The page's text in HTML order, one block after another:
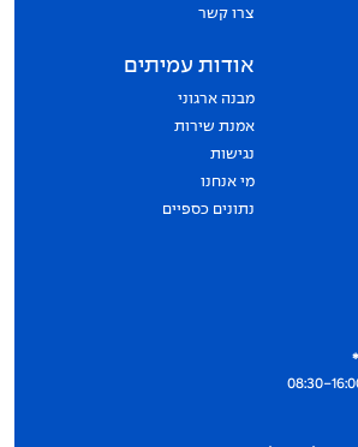
צרו קשר
אודות עמיתים
מבנה ארגוני
אמנת שירות
נגישות
מי אנחנו
נתונים כספיים